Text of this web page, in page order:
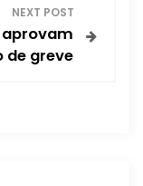
NEXT POST
aprovam
de greve